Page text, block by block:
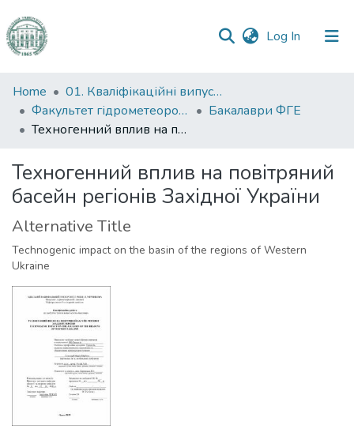
Log In (current)
Communities
&
Collections
Statistics
Home
01. Кваліфікаційні випускні роботи здобувачів вищої освіти
Факультет гідрометеорології і екології
Бакалаври ФГЕ
Техногенний вплив на повітряний басейн регіонів Західної України
Техногенний вплив на повітряний
басейн регіонів Західної України
Alternative Title
Technogenic impact on the basin of the regions of Western
Ukraine